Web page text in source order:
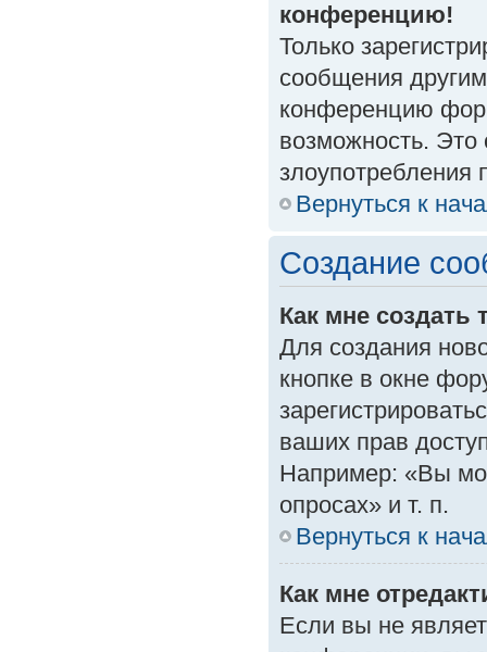
конференцию!
Только
сообщения
конференцию
возможность. Это
злоупотребления
Вернуться к
Создание
Как мне создать
Для создания
кнопке в окне
ваших прав
Например: «Вы
опросах» и т. п.
Вернуться к
Как мне
Если вы не